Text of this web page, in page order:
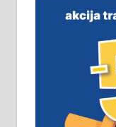
м2 са
виру у
замена.